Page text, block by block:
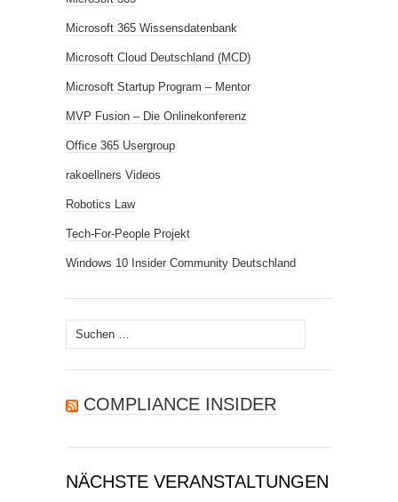
Microsoft 365 Wissensdatenbank
Microsoft Cloud Deutschland (MCD)
Microsoft Startup Program – Mentor
MVP Fusion – Die Onlinekonferenz
Office 365 Usergroup
rakoellners Videos
Robotics Law
Tech-For-People Projekt
Windows 10 Insider Community Deutschland
Suchen
nach:
COMPLIANCE INSIDER
NÄCHSTE VERANSTALTUNGEN